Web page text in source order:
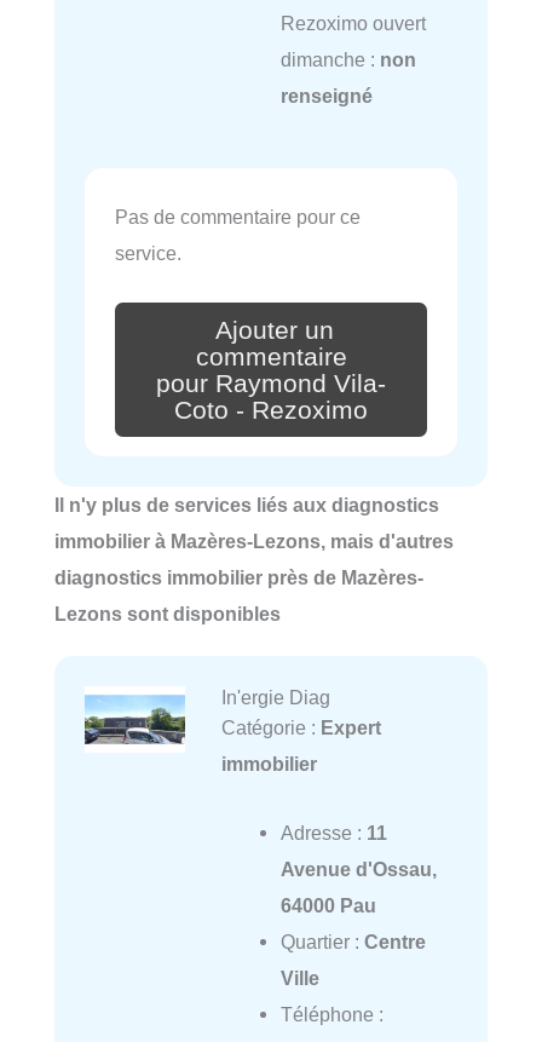
Rezoximo ouvert
dimanche : non
renseigné
Pas de commentaire pour ce
service.
Ajouter un
commentaire
pour Raymond Vila-
Coto - Rezoximo
Il n'y plus de services liés aux diagnostics
immobilier à Mazères-Lezons, mais d'autres
diagnostics immobilier près de Mazères-
Lezons sont disponibles
In'ergie Diag
Catégorie : Expert
immobilier
Adresse : 11
Avenue d'Ossau,
64000 Pau
Quartier : Centre
Ville
Téléphone :